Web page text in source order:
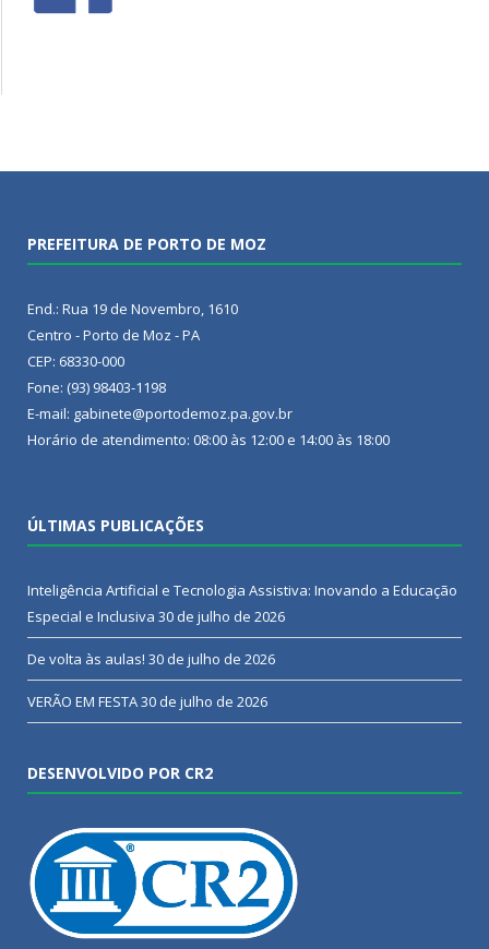
PREFEITURA DE PORTO DE MOZ
End.: Rua 19 de Novembro, 1610
Centro - Porto de Moz - PA
CEP: 68330-000
Fone: (93) 98403-1198
E-mail: gabinete@portodemoz.pa.gov.br
Horário de atendimento: 08:00 às 12:00 e 14:00 às 18:00
ÚLTIMAS PUBLICAÇÕES
Inteligência Artificial e Tecnologia Assistiva: Inovando a Educação
Especial e Inclusiva 30 de julho de 2026
De volta às aulas! 30 de julho de 2026
VERÃO EM FESTA30 de julho de 2026
DESENVOLVIDO POR CR2